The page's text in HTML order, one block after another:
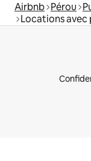
Airbnb Pérou
Locations